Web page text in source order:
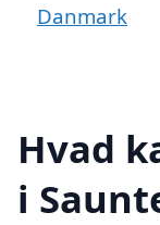
Danmark
Hvad
i